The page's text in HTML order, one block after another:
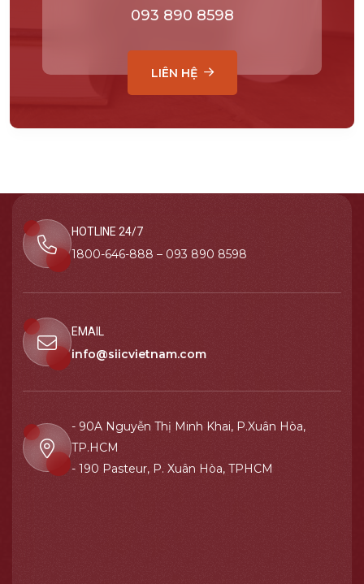
093 890 8598
LIÊN HỆ
HOTLINE 24/7
1800-646-888 – 093 890 8598
EMAIL
info@siicvietnam.com
- 90A Nguyễn Thị Minh Khai, P.Xuân Hòa,
TP.HCM
- 190 Pasteur, P. Xuân Hòa, TPHCM